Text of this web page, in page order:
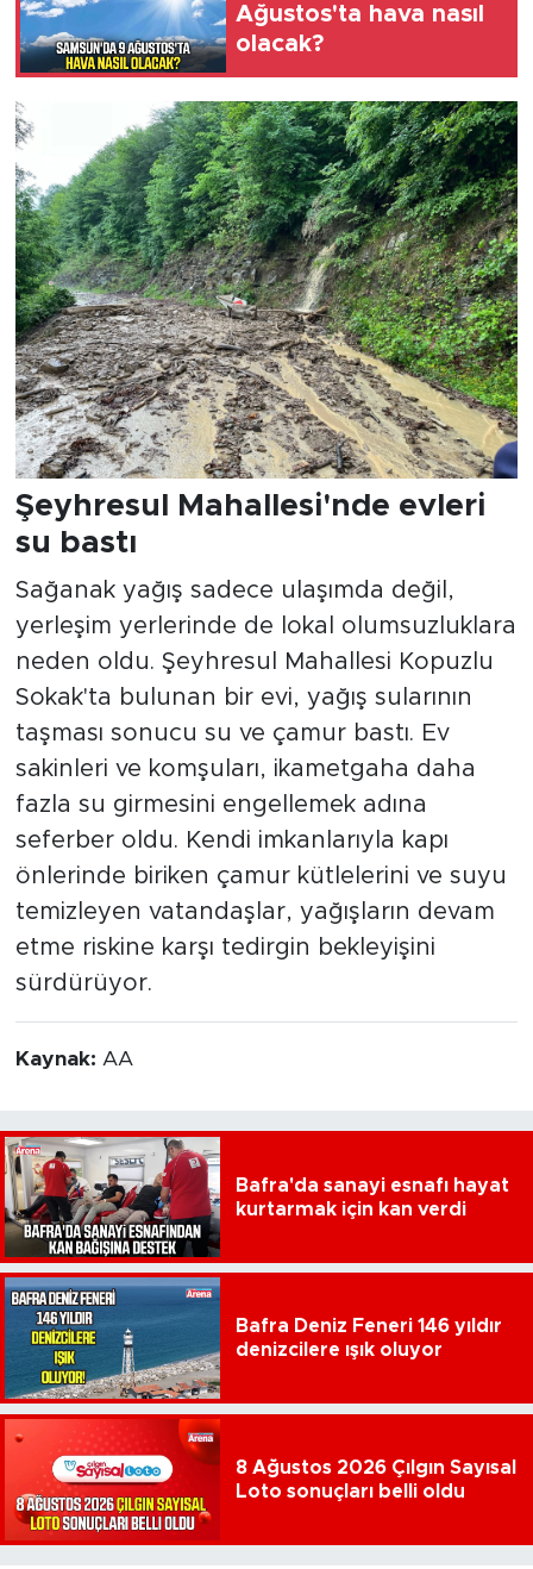
Ağustos'ta hava nasıl
olacak?
Şeyhresul Mahallesi'nde evleri
su bastı
Sağanak yağış sadece ulaşımda değil,
yerleşim yerlerinde de lokal olumsuzluklara
neden oldu. Şeyhresul Mahallesi Kopuzlu
Sokak'ta bulunan bir evi, yağış sularının
taşması sonucu su ve çamur bastı. Ev
sakinleri ve komşuları, ikametgaha daha
fazla su girmesini engellemek adına
seferber oldu. Kendi imkanlarıyla kapı
önlerinde biriken çamur kütlelerini ve suyu
temizleyen vatandaşlar, yağışların devam
etme riskine karşı tedirgin bekleyişini
sürdürüyor.
Kaynak: AA
Bafra'da sanayi esnafı hayat
kurtarmak için kan verdi
Bafra Deniz Feneri 146 yıldır
denizcilere ışık oluyor
8 Ağustos 2026 Çılgın Sayısal
Loto sonuçları belli oldu